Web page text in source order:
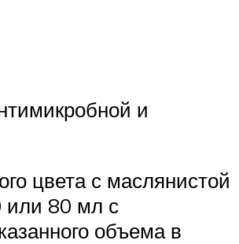
и
цвета с маслянистой
или 80 мл с
объема в